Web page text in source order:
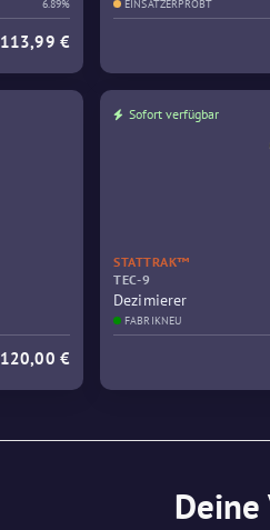
6.89%
113,99 €
EINSATZERPROBT
120,00 €
Sofort verfügbar
STATTRAK™
TEC-9
Dezimierer
FABRIKNEU